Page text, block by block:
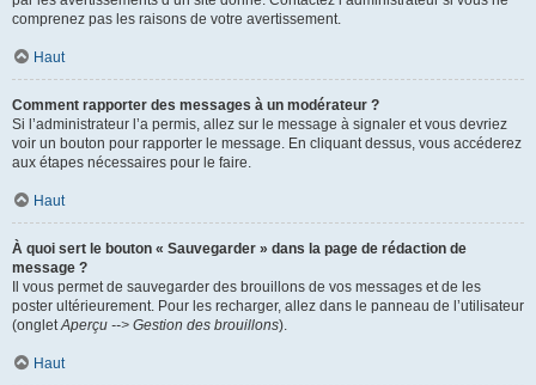
comprenez pas les raisons de votre avertissement.
Haut
Comment rapporter des messages à un modérateur ?
Si l’administrateur l’a permis, allez sur le message à signaler et vous devriez
voir un bouton pour rapporter le message. En cliquant dessus, vous accéderez
aux étapes nécessaires pour le faire.
Haut
À quoi sert le bouton « Sauvegarder » dans la page de rédaction de
message ?
Il vous permet de sauvegarder des brouillons de vos messages et de les
poster ultérieurement. Pour les recharger, allez dans le panneau de l’utilisateur
(ongletAperçu --> Gestion des brouillons).
Haut